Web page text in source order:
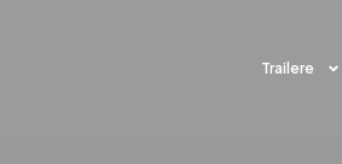
Trailere